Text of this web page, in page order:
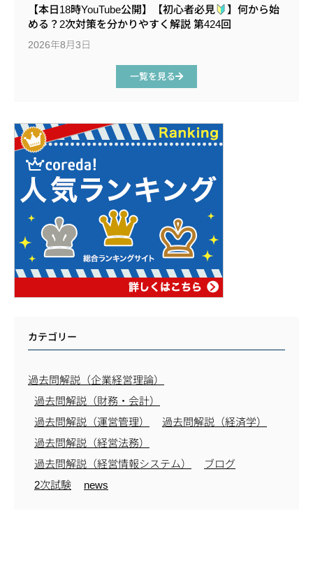
【本日18時YouTube公開】【初心者必見
】何から始
める？2次対策を分かりやすく解説 第424回
2026年8月3日
一覧を見る
カテゴリー
過去問解説（企業経営理論）
過去問解説（財務・会計）
過去問解説（運営管理）
過去問解説（経済学）
過去問解説（経営法務）
過去問解説（経営情報システム）
ブログ
2次試験
news